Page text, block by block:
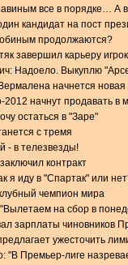
все в порядке… А
кандидат на пост
продолжаются?
завершил карьеру
Надоело. Выкуплю
начнется новая
начнут продавать в
остаться в "Заре"
с тремя
- в телезвезды!
контракт
я иду в "Спартак" или
чемпион мира
на сбор в
зарплаты чиновников
ужесточить
"В Премьер-лиге